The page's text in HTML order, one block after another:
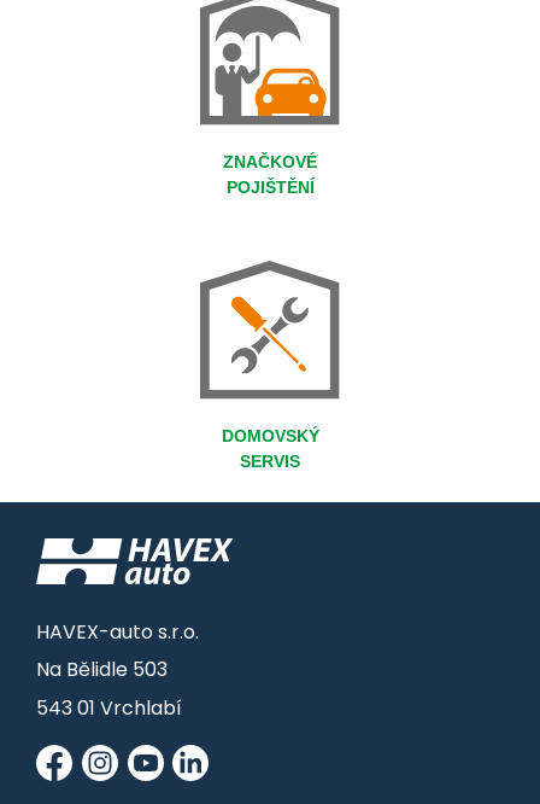
ZNAČKOVÉ
POJIŠTĚNÍ
DOMOVSKÝ
SERVIS
HAVEX-auto s.r.o.
Na Bělidle 503
543 01 Vrchlabí